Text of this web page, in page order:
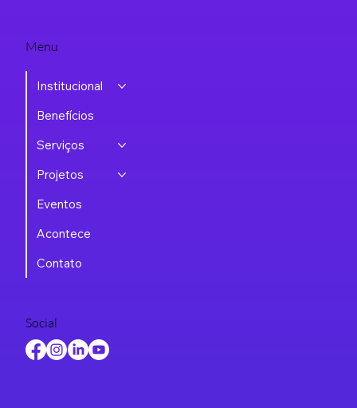
Menu
Institucional
Benefícios
Serviços
Projetos
Eventos
Acontece
Contato
Social